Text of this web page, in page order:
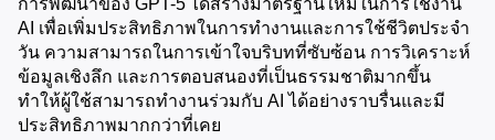
การพัฒนาของ GPT-5 ได้สร้างมาตรฐานใหม่ในการใช้งาน
AI เพื่อเพิ่มประสิทธิภาพในการทำงานและการใช้ชีวิตประจำ
วัน ความสามารถในการเข้าใจบริบทที่ซับซ้อน การวิเคราะห์
ข้อมูลเชิงลึก และการตอบสนองที่เป็นธรรมชาติมากขึ้น
ทำให้ผู้ใช้สามารถทำงานร่วมกับ AI ได้อย่างราบรื่นและมี
ประสิทธิภาพมากกว่าที่เคย